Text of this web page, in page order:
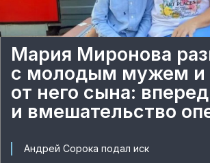
Мария Миронова
с молодым мужем и
от него сына:
и вмешательство
Андрей Сорока подал иск